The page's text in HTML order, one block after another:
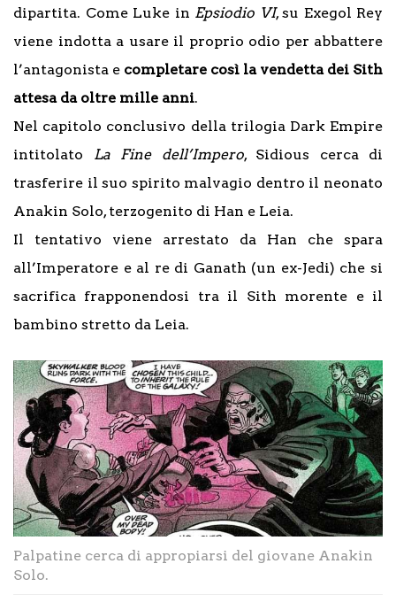
dipartita. Come Luke in Epsiodio VI, su Exegol Rey
viene indotta a usare il proprio odio per abbattere
l’antagonista e completare così la vendetta dei Sith
attesa da oltre mille anni.
Nel capitolo conclusivo della trilogia Dark Empire
intitolato La Fine dell’Impero, Sidious cerca di
trasferire il suo spirito malvagio dentro il neonato
Anakin Solo, terzogenito di Han e Leia.
Il tentativo viene arrestato da Han che spara
all’Imperatore e al re di Ganath (un ex-Jedi) che si
sacrifica frapponendosi tra il Sith morente e il
bambino stretto da Leia.
Palpatine cerca di appropiarsi del giovane Anakin
Solo.